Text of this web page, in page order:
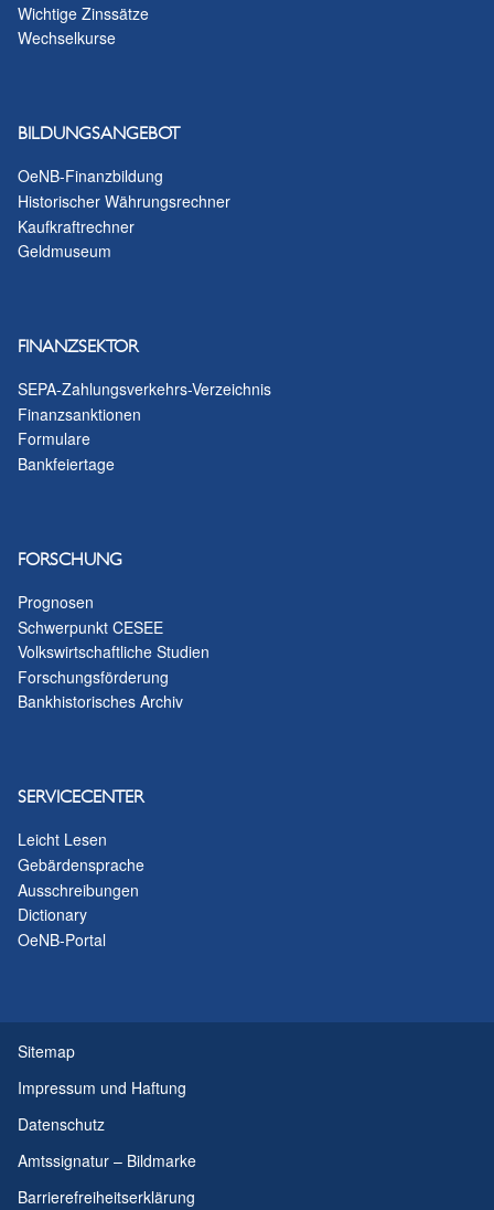
Wichtige Zinssätze
Wechselkurse
BILDUNGSANGEBOT
OeNB-Finanzbildung
Historischer Währungsrechner
Kaufkraftrechner
Geldmuseum
FINANZSEKTOR
SEPA-Zahlungsverkehrs-Verzeichnis
Finanzsanktionen
Formulare
Bankfeiertage
FORSCHUNG
Prognosen
Schwerpunkt CESEE
Volkswirtschaftliche Studien
Forschungsförderung
Bankhistorisches Archiv
SERVICECENTER
Leicht Lesen
Gebärdensprache
Ausschreibungen
Dictionary
OeNB-Portal
Sitemap
Impressum und Haftung
Datenschutz
Amtssignatur – Bildmarke
Barrierefreiheitserklärung